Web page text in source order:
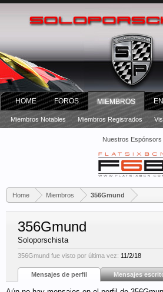
Nuestros Espónsors
Home Miembros 356Gmund
356Gmund
Soloporschista
356Gmund fue visto por última vez: 11/2/18
Mensajes de perfil Mensajes
HOME FOROS MIEMBROS
Miembros Notables Miembros Registrados